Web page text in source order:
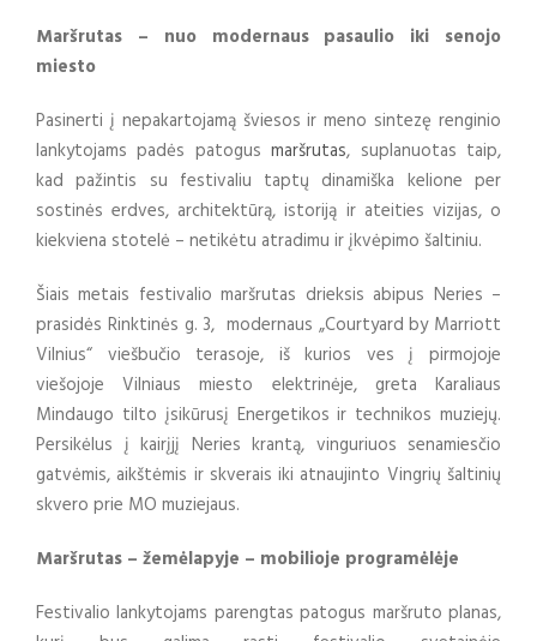
Maršrutas – nuo modernaus pasaulio iki senojo
miesto
Pasinerti į nepakartojamą šviesos ir meno sintezę renginio
lankytojams padės patogusmaršrutas, suplanuotas taip,
kad pažintis su festivaliu taptų dinamiška kelione per
sostinės erdves, architektūrą, istoriją ir ateities vizijas, o
kiekviena stotelė – netikėtu atradimu ir įkvėpimo šaltiniu.
Šiais metais festivalio maršrutas drieksis abipus Neries –
prasidės Rinktinės g. 3, modernaus „Courtyard by Marriott
Vilnius“ viešbučio terasoje, iš kurios ves į pirmojoje
viešojoje Vilniaus miesto elektrinėje, greta Karaliaus
Mindaugo tilto įsikūrusį Energetikos ir technikos muziejų.
Persikėlus į kairįjį Neries krantą, vinguriuos senamiesčio
gatvėmis, aikštėmis ir skverais iki atnaujinto Vingrių šaltinių
skvero prie MO muziejaus.
Maršrutas – žemėlapyje – mobilioje programėlėje
Festivalio lankytojams parengtas patogus maršruto planas,